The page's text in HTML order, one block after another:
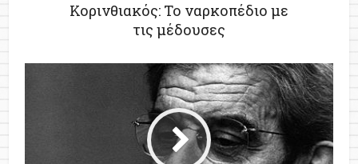
Κορινθιακός: Το ναρκοπέδιο με
τις μέδουσες